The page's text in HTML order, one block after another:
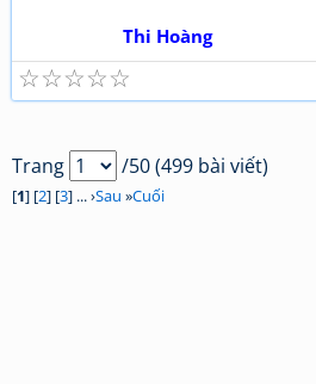
Thi Hoàng
☆
☆
☆
☆
☆
Trang /50 (499 bài viết)
[1] [2] [3] ... ›Sau »Cuối